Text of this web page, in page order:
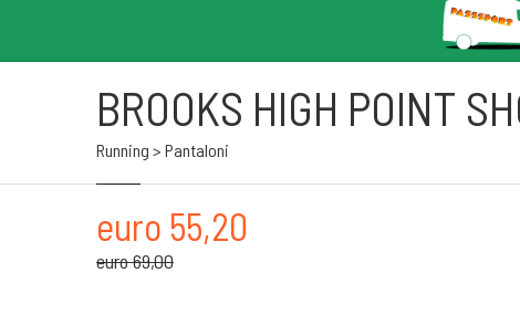
BROOKS HIGH POINT
Running > Pantaloni
euro 55,20
euro 69,00